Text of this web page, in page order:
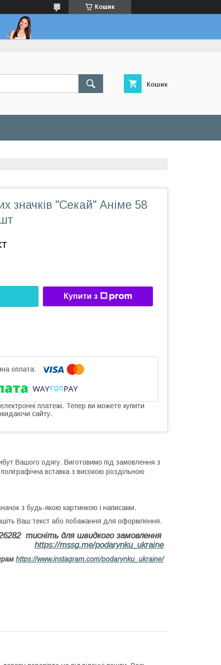
Кошик
Кошик
значків "Секай" Аніме 58
Купити з
платежі. Тепер ви можете купити
сайту.
Вашого одягу. Виготовимо під замовлення з
вставка з високою роздільною
з будь-якою картинкою і написами.
Ваш текст або побажання для оформлення.
тисніть для швидкого замовлення
https://mssg.me/podarynku_ukraine
https://www.instagram.com/podarynku_ukraine/